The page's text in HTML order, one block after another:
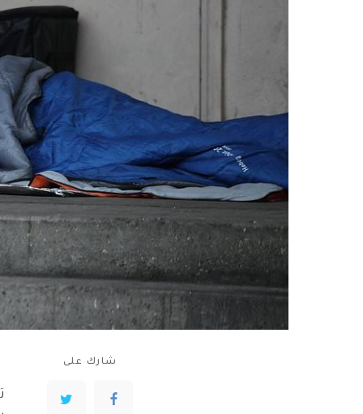
شارك على